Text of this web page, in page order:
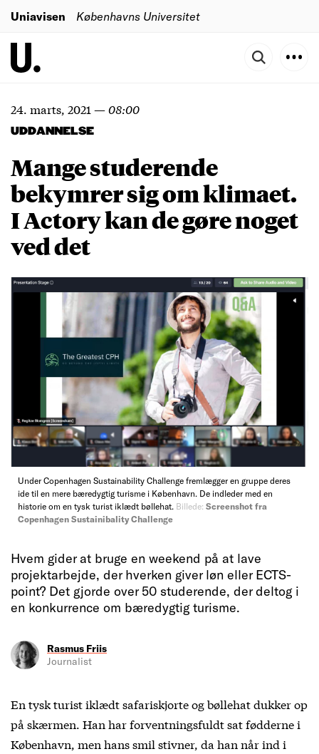
Uniavisen Københavns Universitet
24. marts, 2021 —08:00
UDDANNELSE
Mange studerende
bekymrer sig om klimaet.
I Actory kan de gøre noget
ved det
Under Copenhagen Sustainability Challenge fremlægger en gruppe deres
ide til en mere bæredygtig turisme i København. De indleder med en
historie om en tysk turist iklædt bøllehat. Billede: Screenshot fra
Copenhagen Sustainibality Challenge
Hvem gider at bruge en weekend på at lave
projektarbejde, der hverken giver løn eller ECTS-
point? Det gjorde over 50 studerende, der deltog i
en konkurrence om bæredygtig turisme.
Rasmus Friis
Journalist
En tysk turist iklædt safariskjorte og bøllehat dukker op
på skærmen. Han har forventningsfuldt sat fødderne i
København, men hans smil stivner, da han når ind i